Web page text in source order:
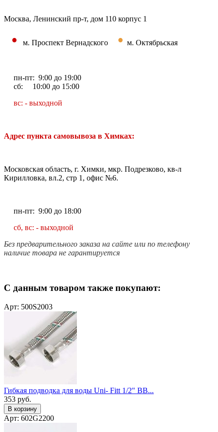
Москва, Ленинский пр-т, дом 110 корпус 1
• м. Проспект Вернадского • м. Октябрьская
пн-пт: 9:00 до 19:00
сб: 10:00 до 15:00
вс: - выходной
Адрес пункта самовывоза в Химках:
Московская область, г. Химки, мкр. Подрезково, кв-л
Кирилловка, вл.2, стр 1, офис №6.
пн-пт: 9:00 до 18:00
сб, вс: - выходной
Без предварительного заказа на сайте или по телефону
наличие товара не гарантируется
С данным товаром также покупают:
Арт: 500S2003
Гибкая подводка для воды Uni- Fitt 1/2" ВВ...
353 руб.
В корзину
Арт: 602G2200